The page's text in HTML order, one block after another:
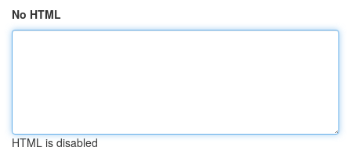
No HTML
HTML is disabled